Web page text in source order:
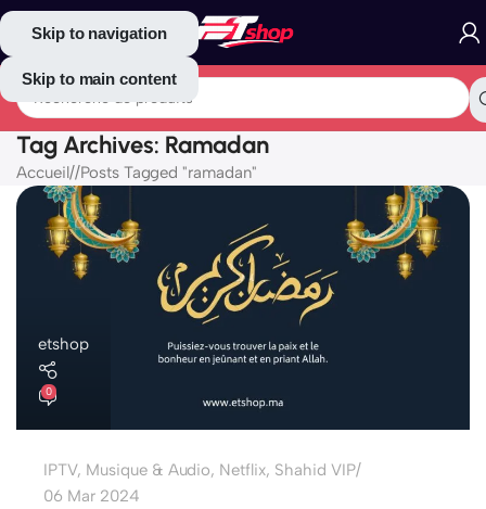
Skip to navigation
Skip to main content
Tag Archives: Ramadan
Accueil/ Posts Tagged "ramadan"
etshop
0
IPTV, Musique & Audio, Netflix, Shahid VIP
06 Mar 2024